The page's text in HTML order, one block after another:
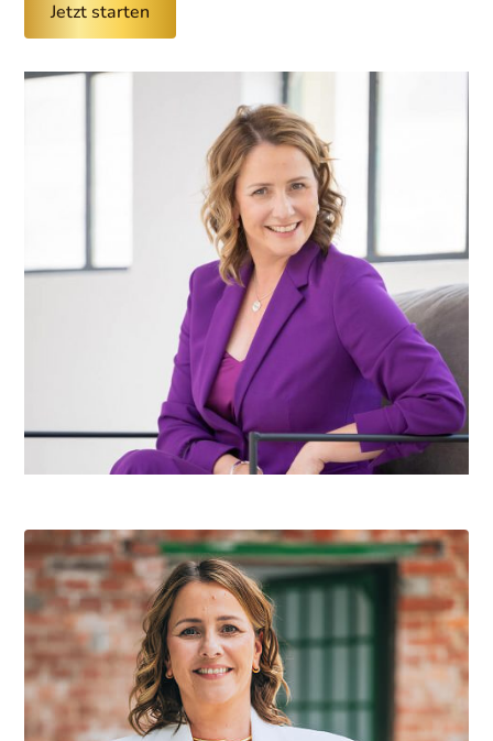
Jetzt starten